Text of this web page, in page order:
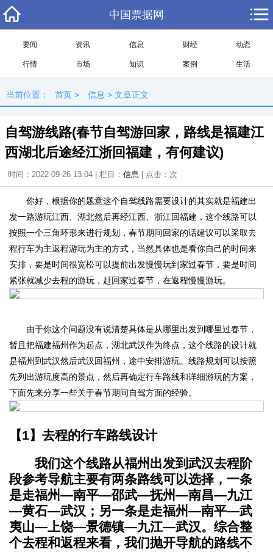
中国票据网
要闻 资讯 信息 财经 动态
行情 市场 知识 案例 生活
当前位置： 首页 > 信息 > 文章正文
自驾游线路(春节自驾游回家，路线是福建江
西湖北后途经江浙回福建，有何建议)
时间：2022-09-26 13:04 | 栏目： 信息 | 点击： 次
你好，根据你的题意这个自驾线路需要设计的其实就是福建出
发一路游玩江西、湖北然后再经江西、浙江回福建，这个线路可以
按照一个三角环形来进行规划，春节期间回家的话建议可以采取去
程行车为主返程游玩为主的方式，当然具体也是看你自己的时间来
安排，要是时间很宽松可以提前出发慢慢玩到家过春节，要是时间
紧张就减少去程的游玩，赶回家过春节，在返程慢慢游玩。
由于你这个问题没有说清楚具体是从哪里出发到哪里过春节，
暂且把福建福州作为起点，湖北武汉作为终点，这个线路的设计就
是福州到武汉然后武汉回福州，途中安排游玩。线路规划可以按照
先列出游玩度高的景点，然后再确定行车路线和详细游玩的方案，
下面先来分享一些关于春节期间自驾方面的经验。
【1】去程的行车路线设计
我们这个线路从福州出发到武汉去程阶
段参考导航主要有两条路线可以选择，一条
是走福州—南平—邵武—抚州—南昌—九江
—黄石—武汉；另一条是走福州—南平—武
夷山—上饶—景德镇—九江—武汉。综合整
个去程和返程来看，我们抛开导航的路线不